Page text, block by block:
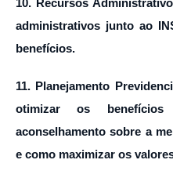
10. Recursos
administrativos junto ao
benefícios.
11. Planejamento
otimizar os benefícios
aconselhamento sobre a
e como maximizar os